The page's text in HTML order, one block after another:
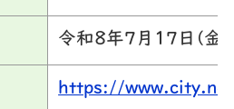
令和8年7月17日(金)
https://